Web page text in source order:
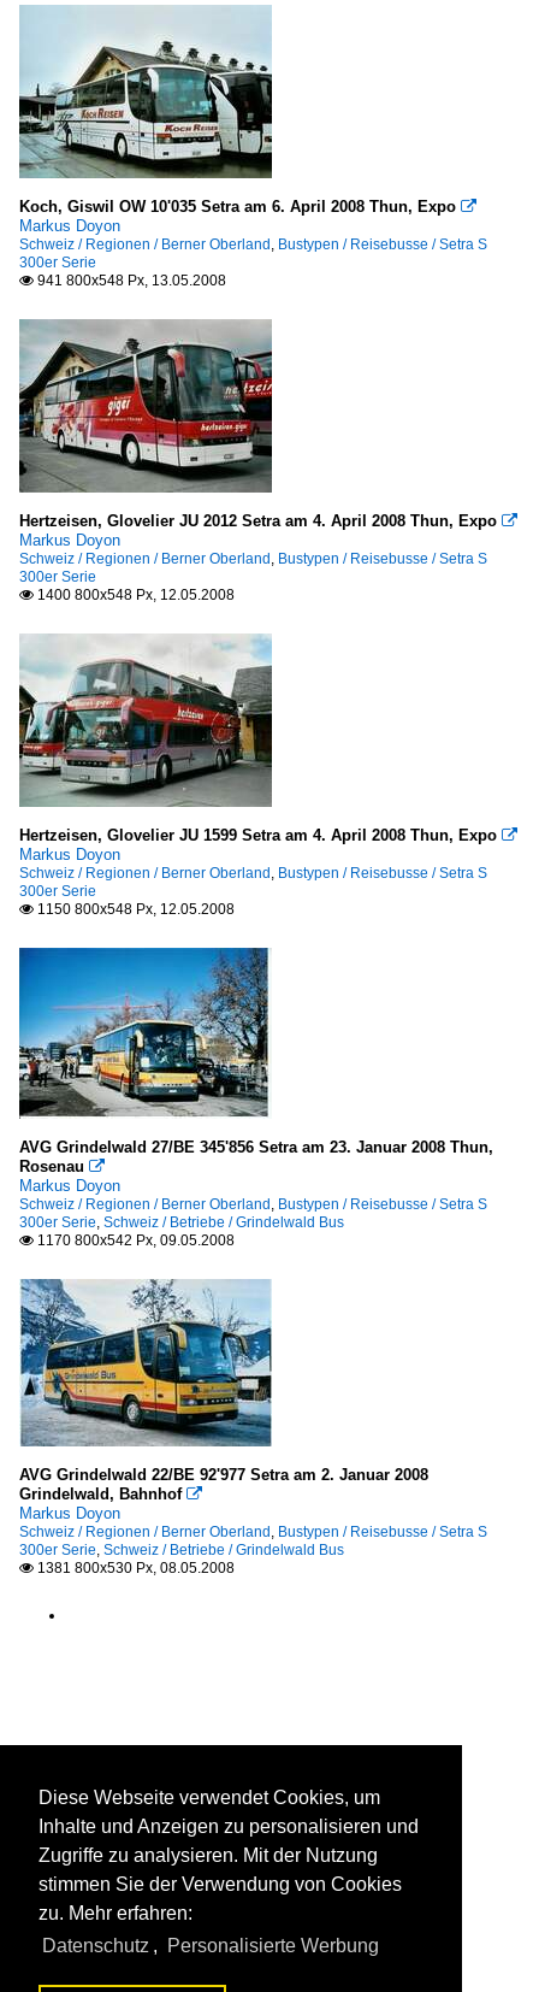
Kt. Freiburg
Kt. Graubünden
Kt. Neuenburg
Kt. Wallis
Seeland
Tessin
Sonstiges
Bahnersatz
Städte
Basel
Bern
Biel-Bienne
Chur
Genf
Lausanne
Locarno
Lugano
Luzern
Olten
Wil SG
Winterthur
Zürich
Koch, Giswil OW 10'035 Setra am 6. April 2008 Thun, Expo 
Markus Doyon
Schweiz / Regionen / Berner Oberland , Bustypen / Reisebusse / Setra S
300er Serie
 941 800x548 Px, 13.05.2008
Hertzeisen, Glovelier JU 2012 Setra am 4. April 2008 Thun, Expo 
Markus Doyon
Schweiz / Regionen / Berner Oberland , Bustypen / Reisebusse / Setra S
300er Serie
 1400 800x548 Px, 12.05.2008
Hertzeisen, Glovelier JU 1599 Setra am 4. April 2008 Thun, Expo 
Markus Doyon
Schweiz / Regionen / Berner Oberland , Bustypen / Reisebusse / Setra S
300er Serie
 1150 800x548 Px, 12.05.2008
AVG Grindelwald 27/BE 345'856 Setra am 23. Januar 2008 Thun,
Rosenau 
Markus Doyon
Schweiz / Regionen / Berner Oberland , Bustypen / Reisebusse / Setra S
300er Serie, Schweiz / Betriebe / Grindelwald Bus
 1170 800x542 Px, 09.05.2008
AVG Grindelwald 22/BE 92'977 Setra am 2. Januar 2008
Grindelwald, Bahnhof 
Markus Doyon
Schweiz / Regionen / Berner Oberland , Bustypen / Reisebusse / Setra S
300er Serie, Schweiz / Betriebe / Grindelwald Bus
 1381 800x530 Px, 08.05.2008
Diese Webseite verwendet Cookies, um
Inhalte und Anzeigen zu personalisieren und
Zugriffe zu analysieren. Mit der Nutzung
stimmen Sie der Verwendung von Cookies
zu. Mehr erfahren:
Datenschutz , Personalisierte Werbung